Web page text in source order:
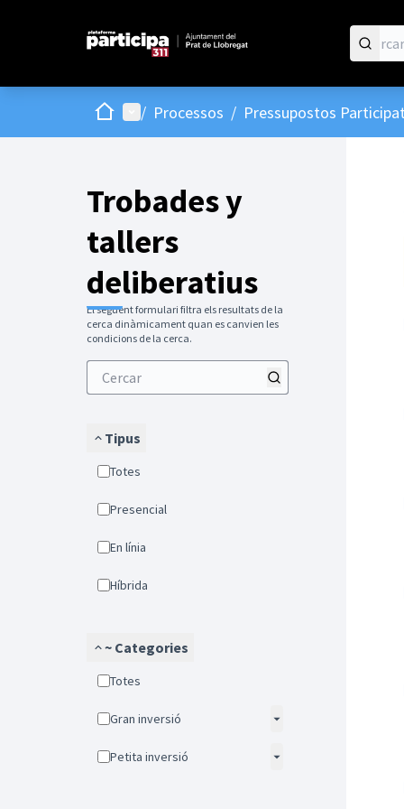
Inici Menú principal
/ Processos / Pressupostos
Trobades y
tallers
deliberatius
El següent formulari filtra els resultats de la
cerca dinàmicament quan es canvien les
condicions de la cerca.
Tipus
Totes
Presencial
En línia
Híbrida
~ Categories
Totes
Gran inversió
Petita inversió